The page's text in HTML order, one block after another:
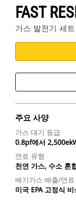
FAST
가스 발전기 세트
주요 사양
가스 대기 등급
0.8pf에서
연료 유형
천연 가스, 수소 혼
배기가스 배출/연
미국 EPA 고정식